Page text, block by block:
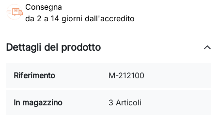
Consegna
da 2 a 14 giorni dall'accredito
Dettagli del prodotto
Riferimento M-212100
In magazzino 3 Articoli